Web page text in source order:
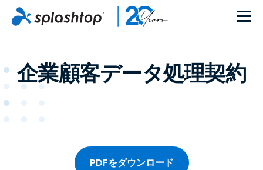
企業顧客データ処理契約
PDFをダウンロード